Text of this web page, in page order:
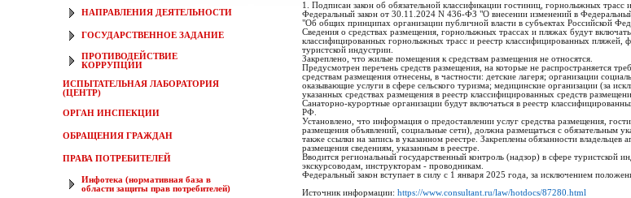
НАПРАВЛЕНИЯ ДЕЯТЕЛЬНОСТИ
ГОСУДАРСТВЕННОЕ ЗАДАНИЕ
ПРОТИВОДЕЙСТВИЕ
КОРРУПЦИИ
ИСПЫТАТЕЛЬНАЯ ЛАБОРАТОРИЯ
(ЦЕНТР)
ОРГАН ИНСПЕКЦИИ
ОБРАЩЕНИЯ ГРАЖДАН
ПРАВА ПОТРЕБИТЕЛЕЙ
Инфотека (нормативная база в
области защиты прав потребителей)
1. Подписан закон об обязательной классификации гостиниц, горнолыжных трасс
Федеральный закон от 30.11.2024 N 436-ФЗ "О внесении изменений в
"Об общих принципах организации публичной власти в субъектах Российской
Сведения о средствах размещения, горнолыжных трассах и пляжах будут
классифицированных горнолыжных трасс и реестр классифицированных пляжей,
туристской индустрии.
Закреплено, что жилые помещения к средствам размещения не относятся.
Предусмотрен перечень средств размещения, на которые не распространяется
средствам размещения отнесены, в частности: детские лагеря; организации
оказывающие услуги в сфере сельского туризма; медицинские организации (за
указанных средствах размещения в реестр классифицированных средств
Санаторно-курортные организации будут включаться в реестр
РФ.
Установлено, что информация о предоставлении услуг средства размещения,
размещения объявлений, социальные сети), должна размещаться с обязательным
также ссылки на запись в указанном реестре. Закреплены обязанности
размещения сведениям, указанным в реестре.
Вводится региональный государственный контроль (надзор) в сфере туристской
экскурсоводам, инструкторам - проводникам.
Федеральный закон вступает в силу с 1 января 2025 года, за исключением
Источник информации: https://www.consultant.ru/law/hotdocs/87280.html